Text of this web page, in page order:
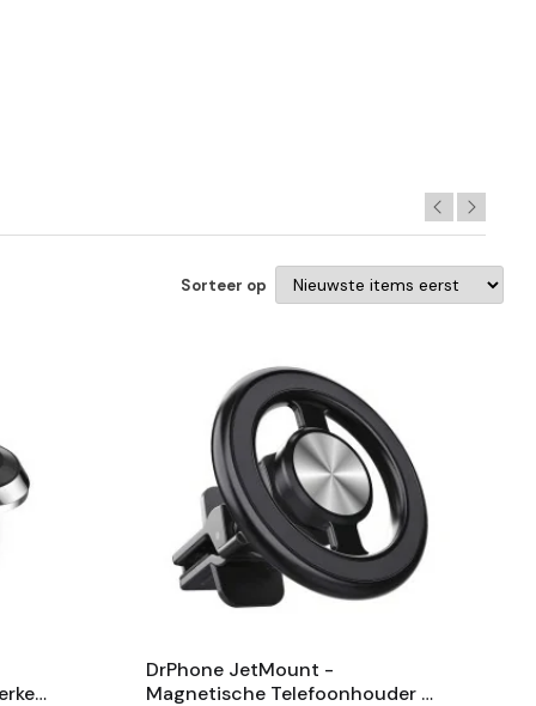
Sorteer op
DrPhone JetMount -
Magnetische Telefoonhouder –